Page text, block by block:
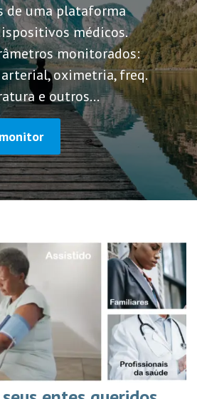
de uma plataforma
médicos.
monitorados:
oximetria, freq.
e outros…